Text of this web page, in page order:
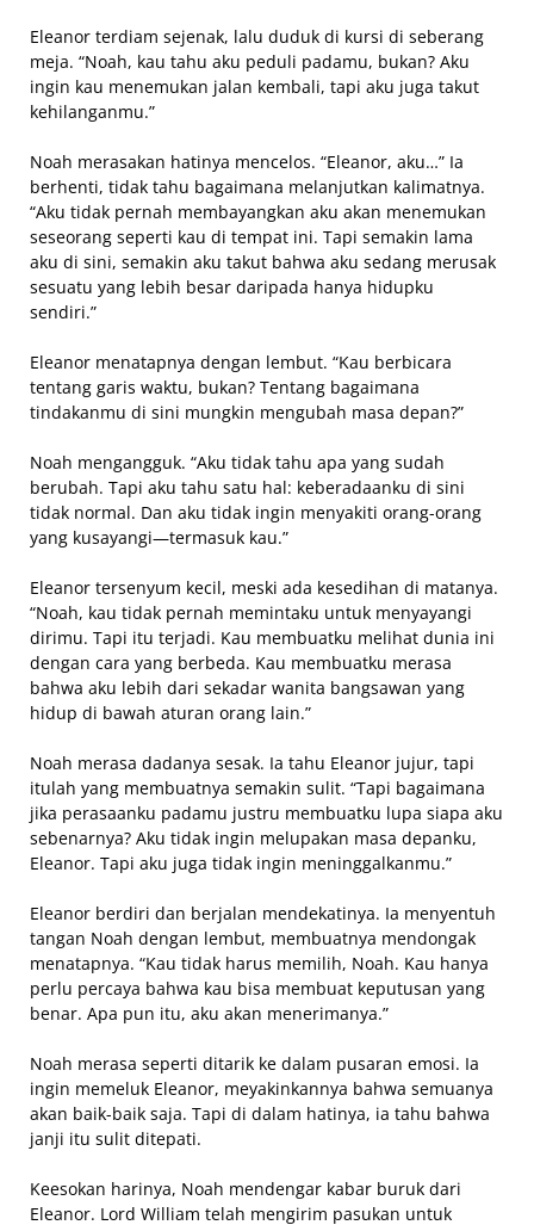
Eleanor terdiam sejenak, lalu duduk di kursi di seberang
meja. “Noah, kau tahu aku peduli padamu, bukan? Aku
ingin kau menemukan jalan kembali, tapi aku juga takut
kehilanganmu.”
Noah merasakan hatinya mencelos. “Eleanor, aku…” Ia
berhenti, tidak tahu bagaimana melanjutkan kalimatnya.
“Aku tidak pernah membayangkan aku akan menemukan
seseorang seperti kau di tempat ini. Tapi semakin lama
aku di sini, semakin aku takut bahwa aku sedang merusak
sesuatu yang lebih besar daripada hanya hidupku
sendiri.”
Eleanor menatapnya dengan lembut. “Kau berbicara
tentang garis waktu, bukan? Tentang bagaimana
tindakanmu di sini mungkin mengubah masa depan?”
Noah mengangguk. “Aku tidak tahu apa yang sudah
berubah. Tapi aku tahu satu hal: keberadaanku di sini
tidak normal. Dan aku tidak ingin menyakiti orang-orang
yang kusayangi—termasuk kau.”
Eleanor tersenyum kecil, meski ada kesedihan di matanya.
“Noah, kau tidak pernah memintaku untuk menyayangi
dirimu. Tapi itu terjadi. Kau membuatku melihat dunia ini
dengan cara yang berbeda. Kau membuatku merasa
bahwa aku lebih dari sekadar wanita bangsawan yang
hidup di bawah aturan orang lain.”
Noah merasa dadanya sesak. Ia tahu Eleanor jujur, tapi
itulah yang membuatnya semakin sulit. “Tapi bagaimana
jika perasaanku padamu justru membuatku lupa siapa aku
sebenarnya? Aku tidak ingin melupakan masa depanku,
Eleanor. Tapi aku juga tidak ingin meninggalkanmu.”
Eleanor berdiri dan berjalan mendekatinya. Ia menyentuh
tangan Noah dengan lembut, membuatnya mendongak
menatapnya. “Kau tidak harus memilih, Noah. Kau hanya
perlu percaya bahwa kau bisa membuat keputusan yang
benar. Apa pun itu, aku akan menerimanya.”
Noah merasa seperti ditarik ke dalam pusaran emosi. Ia
ingin memeluk Eleanor, meyakinkannya bahwa semuanya
akan baik-baik saja. Tapi di dalam hatinya, ia tahu bahwa
janji itu sulit ditepati.
Keesokan harinya, Noah mendengar kabar buruk dari
Eleanor. Lord William telah mengirim pasukan untuk